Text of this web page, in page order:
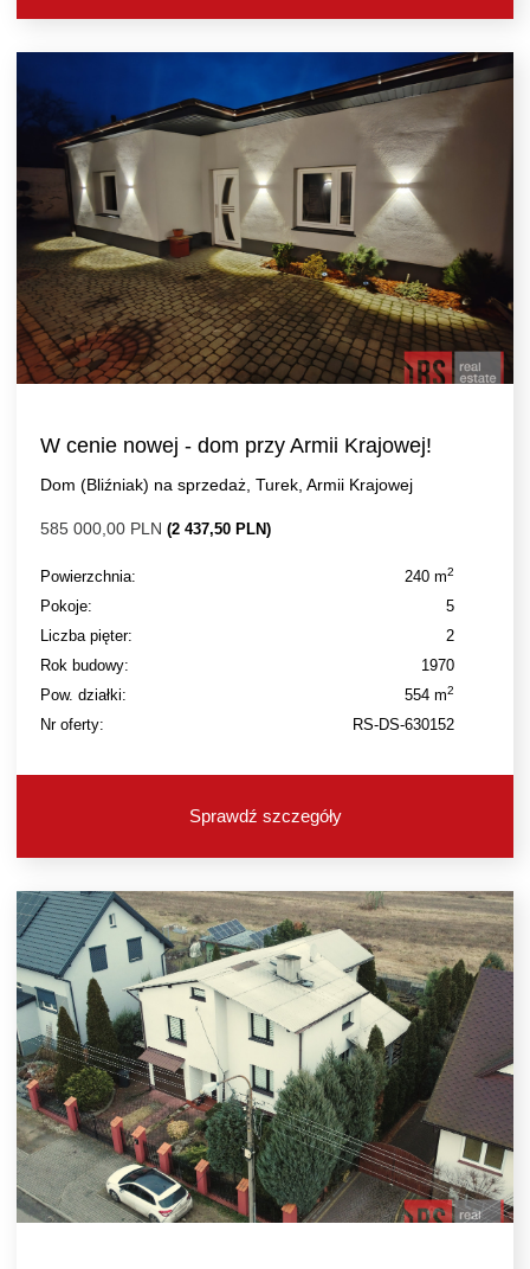
W cenie nowej - dom przy Armii Krajowej!
Dom (Bliźniak) na sprzedaż, Turek, Armii Krajowej
585 000,00 PLN (2 437,50 PLN)
Powierzchnia: 240 m2
Pokoje:
5
Liczba pięter:
2
Rok budowy:
1970
Pow. działki:
554 m2
Nr oferty: RS-DS-630152
Sprawdź szczegóły